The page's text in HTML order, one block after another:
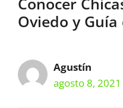
Oviedo y Guía
Agustín
agosto 8,